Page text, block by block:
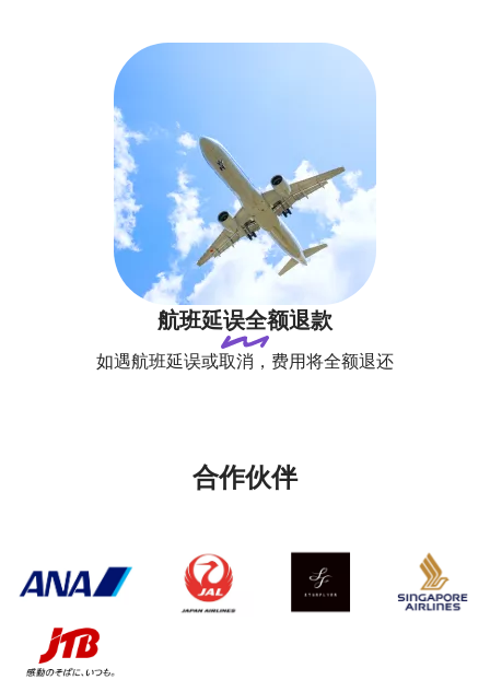
航班延误全额退款
如遇航班延误或取消，费用将全额退还
合作伙伴